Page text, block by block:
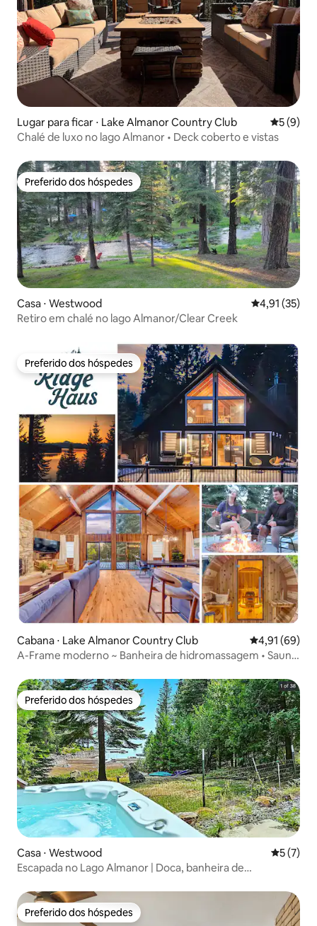
Lugar para ficar ⋅ Lake Almanor Country Club 5 de
5 (9)
Chalé de luxo no lago Almanor • Deck coberto e vistas
Preferido dos hóspedes
Preferido dos hóspedes
Casa ⋅ Westwood 4,91 de uma
4,91 (35)
Retiro em chalé no lago Almanor/Clear Creek
Preferido dos hóspedes
Preferido dos hóspedes
Cabana ⋅ Lake Almanor Country Club 4,91 de uma
4,91 (69)
A-Frame moderno ~ Banheira de hidromassagem • Sauna
Preferido dos hóspedes
Preferido dos hóspedes
Casa ⋅ Westwood 5 de
5 (7)
Escapada no Lago Almanor | Doca, banheira de
permitidos
Preferido dos hóspedes
Preferido dos hóspedes